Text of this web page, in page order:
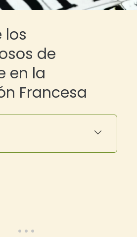
los
de
en la
Francesa